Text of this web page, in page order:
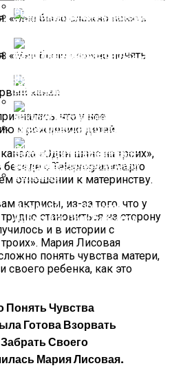
Места, Которые Затопит После
Повышения Уровня Моря
СМИ Назвали Последствия Для
Украины От Появления
Ядерного Оружия В Белоруссии
Захарова Пообещала Ответ РФ
На Блокировку Черногорией
РЕН ТВ И Других СМИ
Белокурые Волосы, Светлая
Улыбка! Ростом — Маме Под
Подбородок: Как Сейчас
Выглядит 10-Летняя Дочка
Аллы Пугачевой — Елизавета
Младший Сын Кристины
Орбакайте Дени Байсаров
Срок Наступления Дефолта В
США
Шансы США Избежать Дефолта
Оценили
Финляндия Отказалась От
Закупки Российского
Трубопроводного Газа
канал
что у нее
к рождению детей.
«Один шанс на троих»,
с Teleprogramma.pro
отношении к материнству.
актрисы, из-за того, что у
становиться на сторону
и в истории с
Мария Лисовая
понять чувства матери,
своего ребенка, как это
Чувства
Готова Взорвать
Своего
Мария Лисовая.